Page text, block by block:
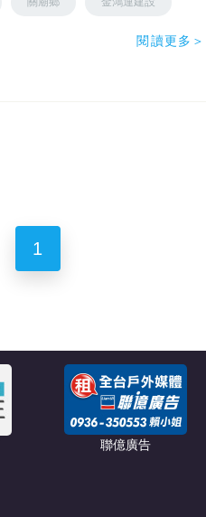
閱讀更多＞
1
聯億廣告